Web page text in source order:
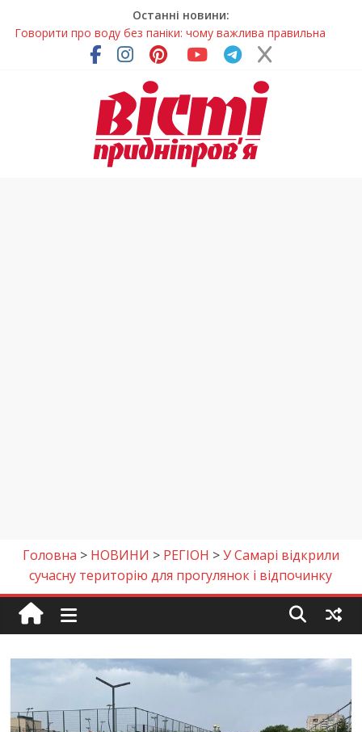
Останні новини:
Говорити про воду без паніки: чому важлива правильна
Лікар – на екрані: Як працюють телемедичні центри на
У Дніпрі триває масштабна підготовка до опалювального
Пошуки тривають: на Дніпропетровщині досліджують місце
розташування легендарного монастиря (Фото)
Головна > НОВИНИ > РЕГІОН >У Самарі відкрили
сучасну територію для прогулянок і відпочинку